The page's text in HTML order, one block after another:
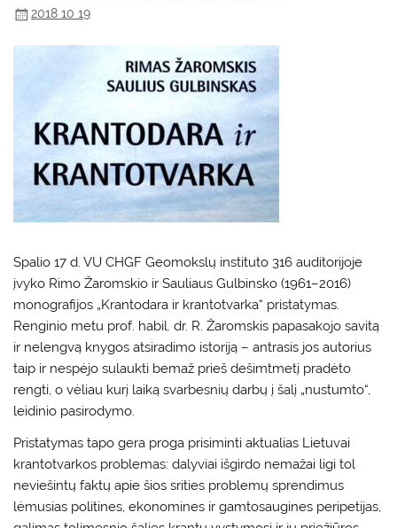
2018 10 19
Spalio 17 d. VU CHGF Geomokslų instituto 316 auditorijoje
įvyko Rimo Žaromskio ir Sauliaus Gulbinsko (1961–2016)
monografijos „Krantodara ir krantotvarka“ pristatymas.
Renginio metu prof. habil. dr. R. Žaromskis papasakojo savitą
ir nelengvą knygos atsiradimo istoriją – antrasis jos autorius
taip ir nespėjo sulaukti bemaž prieš dešimtmetį pradėto
rengti, o vėliau kurį laiką svarbesnių darbų į šalį „nustumto“,
leidinio pasirodymo.
Pristatymas tapo gera proga prisiminti aktualias Lietuvai
krantotvarkos problemas: dalyviai išgirdo nemažai ligi tol
neviešintų faktų apie šios srities problemų sprendimus
lėmusias politines, ekonomines ir gamtosaugines peripetijas,